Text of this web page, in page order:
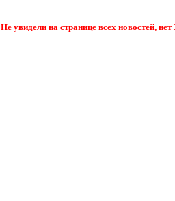
Не увидели на странице всех новостей,